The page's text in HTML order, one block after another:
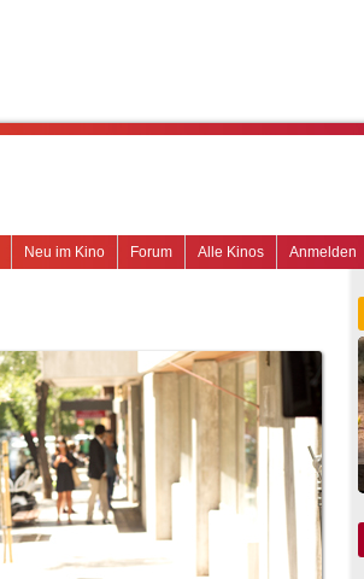
Anmelden
Alle Kinos
Forum
Neu im Kino